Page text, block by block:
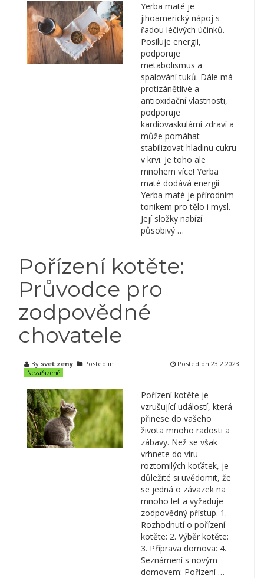
Yerba maté je
jihoamerický nápoj s
řadou léčivých účinků.
Posiluje energii,
podporuje
metabolismus a
spalování tuků. Dále má
protizánětlivé a
antioxidační vlastnosti,
podporuje
kardiovaskulární zdraví a
může pomáhat
stabilizovat hladinu cukru
v krvi. Je toho ale
mnohem více! Yerba
maté dodává energii
Yerba maté je přírodním
tonikem pro tělo i mysl.
Její složky nabízí
působivý …
Pořízení kotěte:
Průvodce pro
zodpovědné
chovatele
By svet zeny Posted in
Nezařazené
Posted on 23.2.2023
Pořízení kotěte je
vzrušující událostí, která
přinese do vašeho
života mnoho radosti a
zábavy. Než se však
vrhnete do víru
roztomilých koťátek, je
důležité si uvědomit, že
se jedná o závazek na
mnoho let a vyžaduje
zodpovědný přístup. 1.
Rozhodnutí o pořízení
kotěte: 2. Výběr kotěte:
3. Příprava domova: 4.
Seznámení s novým
domovem: Pořízení …